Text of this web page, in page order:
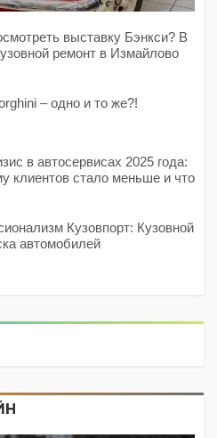
выставку Бэнкси? В
ремонт в Измайлово
– одно и то же?!
в автосервисах 2025 года:
клиентов стало меньше и что
Кузовпорт: Кузовной
автомобилей